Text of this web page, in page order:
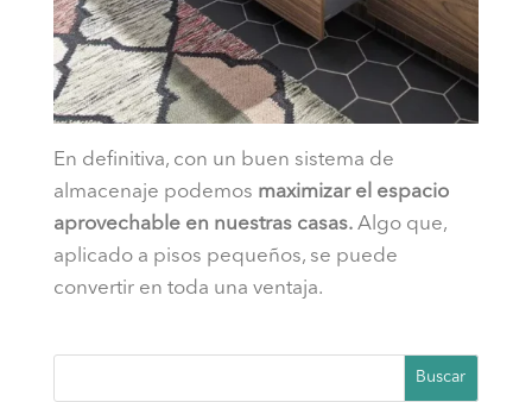
En definitiva, con un buen sistema de
almacenaje podemos maximizar el espacio
aprovechable en nuestras casas.Algo que,
aplicado a pisos pequeños, se puede
convertir en toda una ventaja.
Buscar